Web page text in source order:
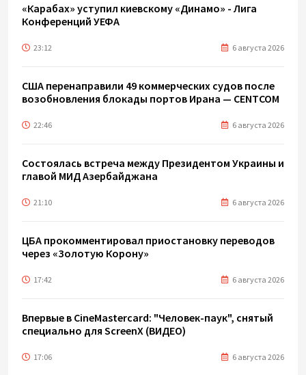
«Карабах» уступил киевскому «Динамо» - Лига
Конференций УЕФА
23:12 6 августа 2026
США перенаправили 49 коммерческих судов после
возобновления блокады портов Ирана — CENTCOM
22:46 6 августа 2026
Состоялась встреча между Президентом Украины и
главой МИД Азербайджана
21:10 6 августа 2026
ЦБА прокомментировал приостановку переводов
через «Золотую Корону»
17:42 6 августа 2026
Впервые в CineMastercard: "Человек-паук", снятый
специально для ScreenX (ВИДЕО)
17:06 6 августа 2026